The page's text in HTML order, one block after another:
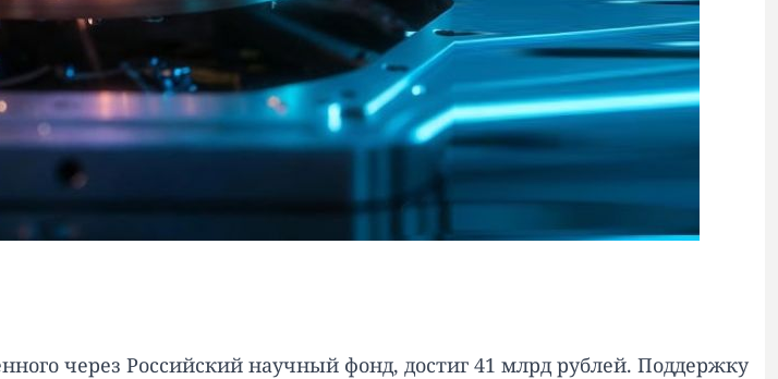
через Российский научный фонд, достиг 41 млрд рублей. Поддержку